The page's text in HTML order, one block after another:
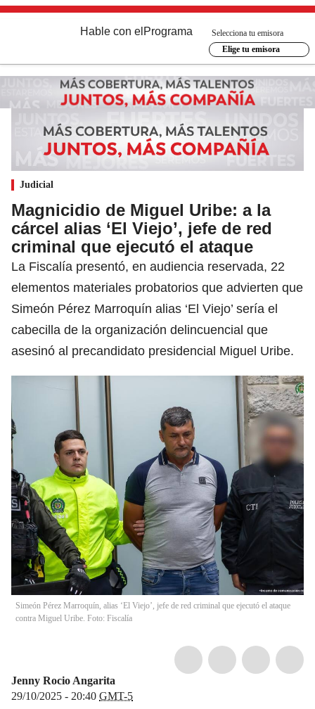
Hable con el Programa
Selecciona tu emisora
Elige tu emisora
Judicial
Magnicidio de Miguel Uribe: a la
cárcel alias ‘El Viejo’, jefe de red
criminal que ejecutó el ataque
La Fiscalía presentó, en audiencia reservada, 22
elementos materiales probatorios que advierten que
Simeón Pérez Marroquín alias ‘El Viejo’ sería el
cabecilla de la organización delincuencial que
asesinó al precandidato presidencial Miguel Uribe.
Simeón Pérez Marroquín, alias ‘El Viejo’, jefe de red criminal que ejecutó el ataque
contra Miguel Uribe. Foto: Fiscalía
Jenny Rocio Angarita
29/10/2025 - 20:40 GMT-5